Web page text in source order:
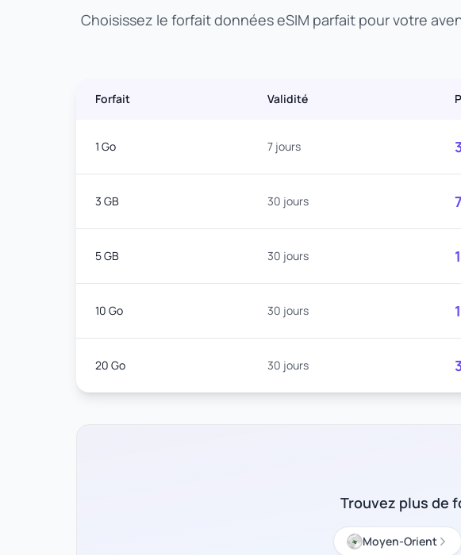
Choisissez le forfait données eSIM parfait pour votre
Forfait Validité
1 Go 7 jours
3 GB 30 jours
5 GB 30 jours
10 Go 30 jours
20 Go 30 jours
Trouvez plus de
Moyen-Orient